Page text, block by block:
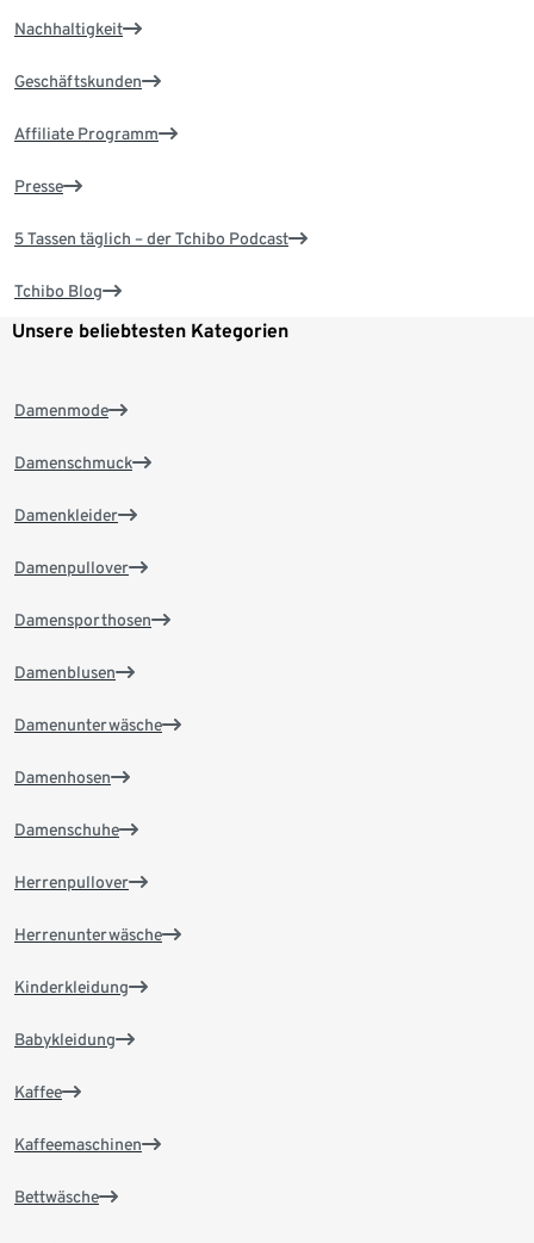
Nachhaltigkeit
Geschäftskunden
Affiliate Programm
Presse
5 Tassen täglich – der Tchibo Podcast
Tchibo Blog
Unsere beliebtesten Kategorien
Damenmode
Damenschmuck
Damenkleider
Damenpullover
Damensporthosen
Damenblusen
Damenunterwäsche
Damenhosen
Damenschuhe
Herrenpullover
Herrenunterwäsche
Kinderkleidung
Babykleidung
Kaffee
Kaffeemaschinen
Bettwäsche